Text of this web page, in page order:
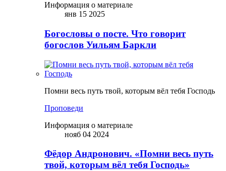
Информация о материале
янв 15 2025
Богословы о посте. Что говорит
богослов Уильям Баркли
Помни весь путь твой, которым вёл тебя Господь
Проповеди
Информация о материале
нояб 04 2024
Фёдор Андронович. «Помни весь путь
твой, которым вёл тебя Господь»